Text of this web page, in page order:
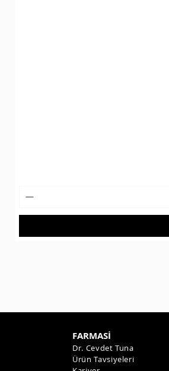
FARMASİ
Dr. Cevdet Tuna
Ürün Tavsiyeleri